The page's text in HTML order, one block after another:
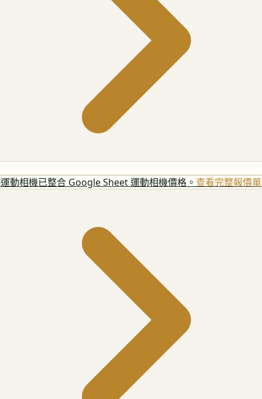
運動相機已整合 Google Sheet 運動相機價格。 查看完整報價單